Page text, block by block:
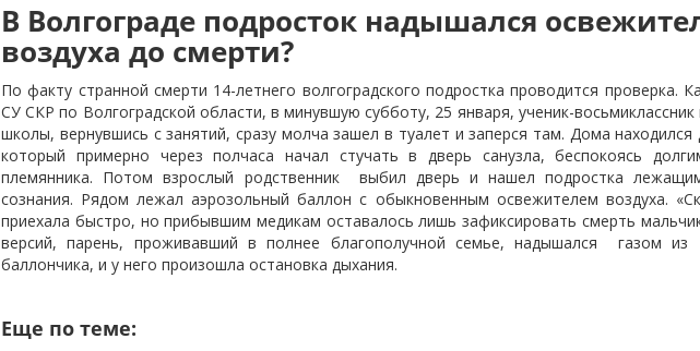
В Волгограде подросток надышался
воздуха до смерти?
По факту странной смерти 14-летнего волгоградского подростка проводится проверка.
СУ СКР по Волгоградской области, в минувшую субботу, 25 января, ученик-восьмиклассник
школы, вернувшись с занятий, сразу молча зашел в туалет и заперся там. Дома находился
который примерно через полчаса начал стучать в дверь санузла, беспокоясь
племянника. Потом взрослый родственник
выбил дверь и нашел подростка
сознания. Рядом лежал аэрозольный баллон с обыкновенным освежителем воздуха.
приехала быстро, но прибывшим медикам оставалось лишь зафиксировать смерть
версий, парень, проживавший в полнее благополучной семье, надышался
газом из
баллончика, и у него произошла остановка дыхания.
Еще по теме: